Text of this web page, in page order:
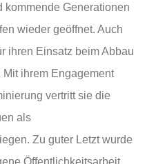
kommende Generationen
wieder geöffnet. Auch
ihren Einsatz beim Abbau
ihrem Engagement
vertritt sie die
als
Zu guter Letzt wurde
Öffentlichkeitsarbeit